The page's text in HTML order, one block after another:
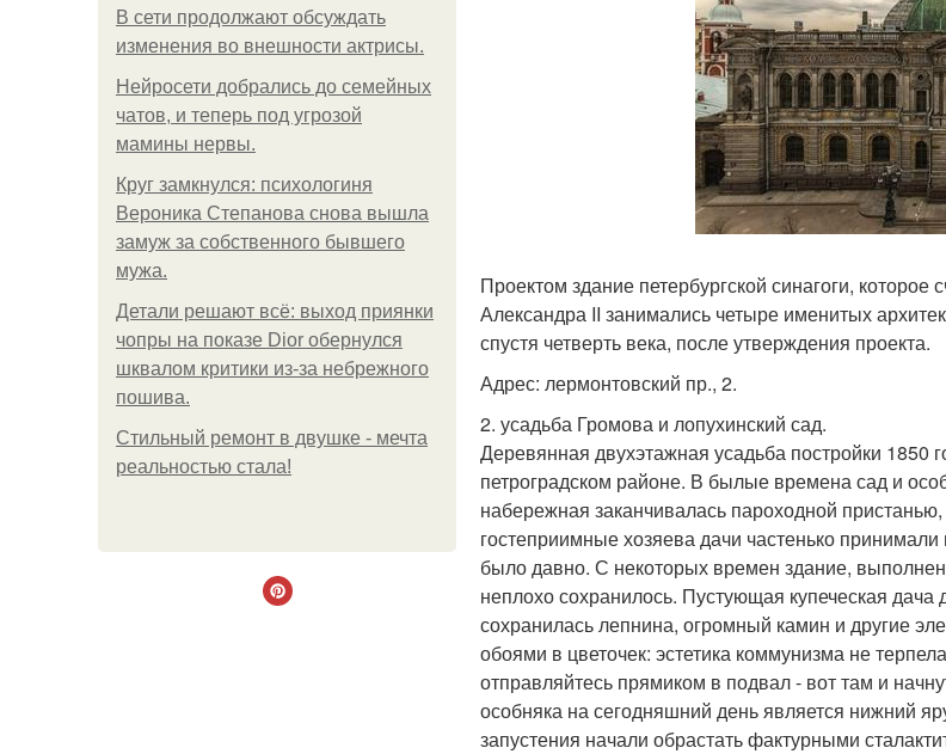
В сети продолжают обсуждать
изменения во внешности актрисы.
Нейросети добрались до семейных
чатов, и теперь под угрозой
мамины нервы.
Круг замкнулся: психологиня
Вероника Степанова снова вышла
замуж за собственного бывшего
мужа.
Детали решают всё: выход приянки
чопры на показе Dior обернулся
шквалом критики из-за небрежного
пошива.
Стильный ремонт в двушке - мечта
реальностью стала!
Проектом здание петербургской синагоги,
Александра II занимались четыре именитых
спустя четверть века, после утверждения проекта.
Адрес: лермонтовский пр., 2.
2. усадьба Громова и лопухинский сад.
Деревянная двухэтажная усадьба постройки 1850
петроградском районе. В былые времена сад и
набережная заканчивалась пароходной
гостеприимные хозяева дачи частенько
было давно. С некоторых времен здание,
неплохо сохранилось. Пустующая купеческая
сохранилась лепнина, огромный камин и другие
обоями в цветочек: эстетика коммунизма не
отправляйтесь прямиком в подвал - вот там и
особняка на сегодняшний день является нижний
запустения начали обрастать фактурными